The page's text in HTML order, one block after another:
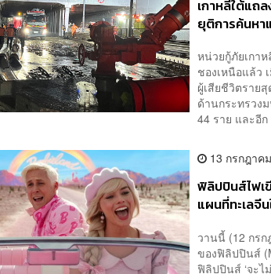
เกาหลีใต้แถ
ยุติการค้นหา
หน่วยกู้ภัยเกา
ชองเหนือแล้ว
ผู้เสียชีวิตราย
ด้านกระทรวง
44 ราย และอีก
13 กรกฎาค
ฟิลิปปินส์ไฟเ
แผนที่ทะเลจี
วานนี้ (12 กร
ของฟิลิปปินส์
ฟิลิปปินส์ ‘จะไ